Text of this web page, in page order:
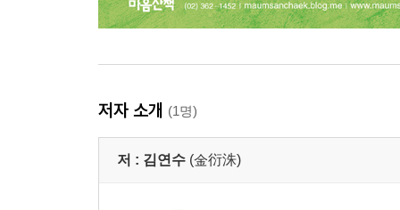
저자 소개 (1명)
저 : 김연수 (金衍洙)